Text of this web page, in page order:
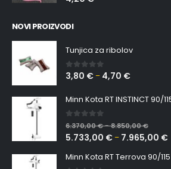
NOVI PROIZVODI
Tunjica za ribolov
0 out of 5
3,80 € – 4,70 €
Minn Kota RT INSTINCT 90/
0 out of 5
6.370,00€–8.850,00€
5.733,00 € – 7.965,00 €
Minn Kota RT Terrova 90/115